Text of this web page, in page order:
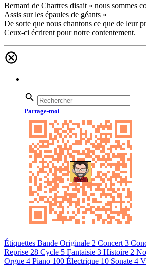
Bernard de Chartres disait « nous sommes
Assis sur les épaules de géants »
De sorte que nous chantons ce que de leur
Ceux-ci écrirent pour notre contentement.
Partage-moi
Étiquettes Bande Originale 2 Concert 3
Reprise 28 Cycle 5 Fantaisie 3 Histoire 2
Orgue 4 Piano 100 Électrique 10 Sonate 4